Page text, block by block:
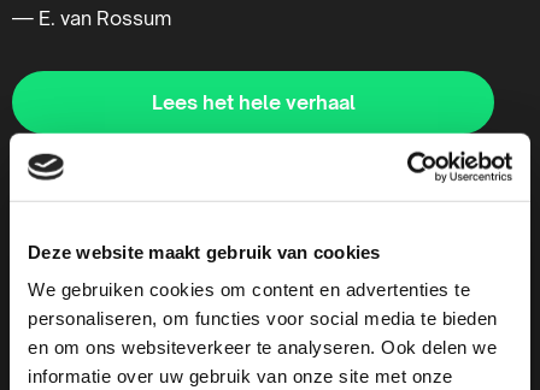
Deze website maakt gebruik van cookies
We gebruiken cookies om content en advertenties te
personaliseren, om functies voor social media te bieden
en om ons websiteverkeer te analyseren. Ook delen we
informatie over uw gebruik van onze site met onze
— E. van Rossum
Lees het hele verhaal
Lees
meer
over